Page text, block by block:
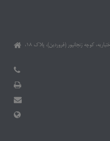
تهران، خیابان پاسداران، خیابان دولت، بعد از اختیاریه، کوچه زنجانپور (فروردین)، پلاک ۱۸،